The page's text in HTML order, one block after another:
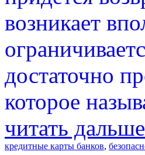
возникает
достаточно
которое
читать дальше
кредитные карты банков,